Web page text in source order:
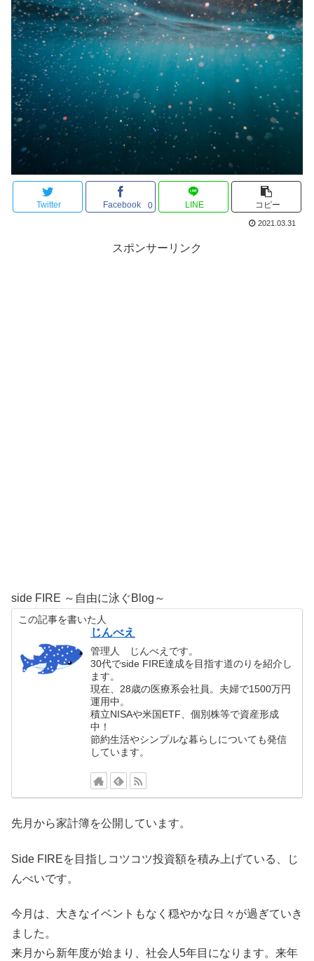
Twitter Facebook 0 LINE コピー
2021.03.31
スポンサーリンク
side FIRE ～自由に泳ぐBlog～
この記事を書いた人
じんべえ
管理人 じんべえです。
30代でside FIRE達成を目指す道のりを紹介し
ます。
現在、28歳の医療系会社員。夫婦で1500万円
運用中。
積立NISAや米国ETF、個別株等で資産形成
中！
節約生活やシンプルな暮らしについても発信
しています。
先月から家計簿を公開しています。
Side FIREを目指しコツコツ投資額を積み上げている、じ
んべいです。
今月は、大きなイベントもなく穏やかな日々が過ぎていき
ました。
来月から新年度が始まり、社会人5年目になります。来年